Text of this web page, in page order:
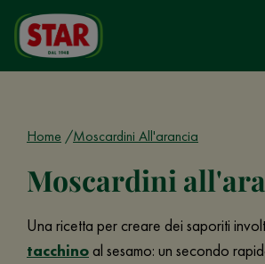
Home Moscardini All'arancia
Moscardini
Una ricetta per creare dei saporiti
tacchinoal sesamo: un secondo